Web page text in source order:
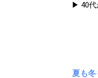
▶ 40代
夏も冬